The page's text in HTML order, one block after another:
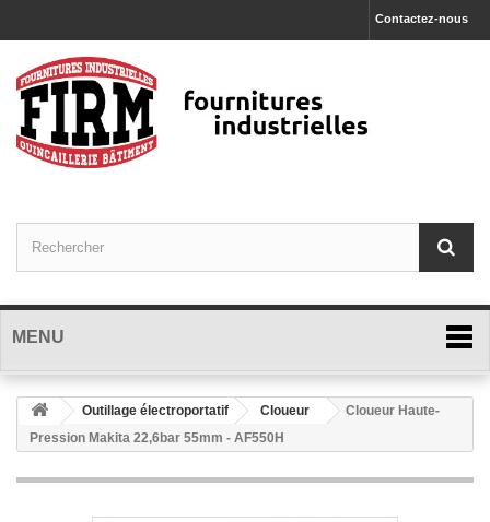
Contactez-nous
MENU
Outillage électroportatif Cloueur
Cloueur Haute-
Pression Makita 22,6bar 55mm - AF550H